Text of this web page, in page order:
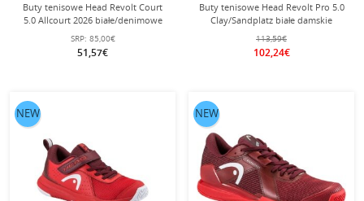
Buty tenisowe Head Revolt Court
5.0 Allcourt 2026 białe/denimowe
niebieskie damskie
SRP: 85,00€
51,57€
Buty tenisowe Head Revolt Pro 5.0
Clay/Sandplatz białe damskie
113,59€
102,24€
NEW NEW